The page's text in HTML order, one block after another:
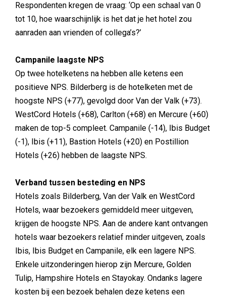
Respondenten kregen de vraag: ‘Op een schaal van 0
tot 10, hoe waarschijnlijk is het dat je het hotel zou
aanraden aan vrienden of collega’s?’
Campanile laagste NPS
Op twee hotelketens na hebben alle ketens een
positieve NPS. Bilderberg is de hotelketen met de
hoogste NPS (+77), gevolgd door Van der Valk (+73).
WestCord Hotels (+68), Carlton (+68) en Mercure (+60)
maken de top-5 compleet. Campanile (-14), Ibis Budget
(-1), Ibis (+11), Bastion Hotels (+20) en Postillion
Hotels (+26) hebben de laagste NPS.
Verband tussen besteding en NPS
Hotels zoals Bilderberg, Van der Valk en WestCord
Hotels, waar bezoekers gemiddeld meer uitgeven,
krijgen de hoogste NPS. Aan de andere kant ontvangen
hotels waar bezoekers relatief minder uitgeven, zoals
Ibis, Ibis Budget en Campanile, elk een lagere NPS.
Enkele uitzonderingen hierop zijn Mercure, Golden
Tulip, Hampshire Hotels en Stayokay. Ondanks lagere
kosten bij een bezoek behalen deze ketens een